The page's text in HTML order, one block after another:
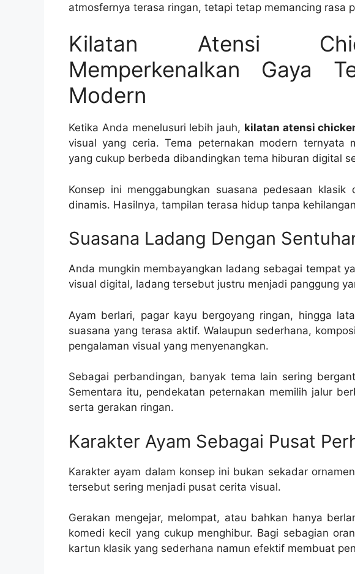
atmosfernya terasa ringan, tetapi tetap memancing rasa
Kilatan Atensi
Memperkenalkan Gaya
Modern
Ketika Anda menelusuri lebih jauh, kilatan atensi
visual yang ceria. Tema peternakan modern ternyata
yang cukup berbeda dibandingkan tema hiburan digital
Konsep ini menggabungkan suasana pedesaan
dinamis. Hasilnya, tampilan terasa hidup tanpa
Suasana Ladang Dengan
Anda mungkin membayangkan ladang sebagai tempat
visual digital, ladang tersebut justru menjadi panggung
Ayam berlari, pagar kayu bergoyang ringan, hingga
suasana yang terasa aktif. Walaupun sederhana,
pengalaman visual yang menyenangkan.
Sebagai perbandingan, banyak tema lain sering
Sementara itu, pendekatan peternakan memilih jalur
serta gerakan ringan.
Karakter Ayam Sebagai Pusat
Karakter ayam dalam konsep ini bukan sekadar
tersebut sering menjadi pusat cerita visual.
Gerakan mengejar, melompat, atau bahkan hanya
komedi kecil yang cukup menghibur. Bagi sebagian
kartun klasik yang sederhana namun efektif membuat